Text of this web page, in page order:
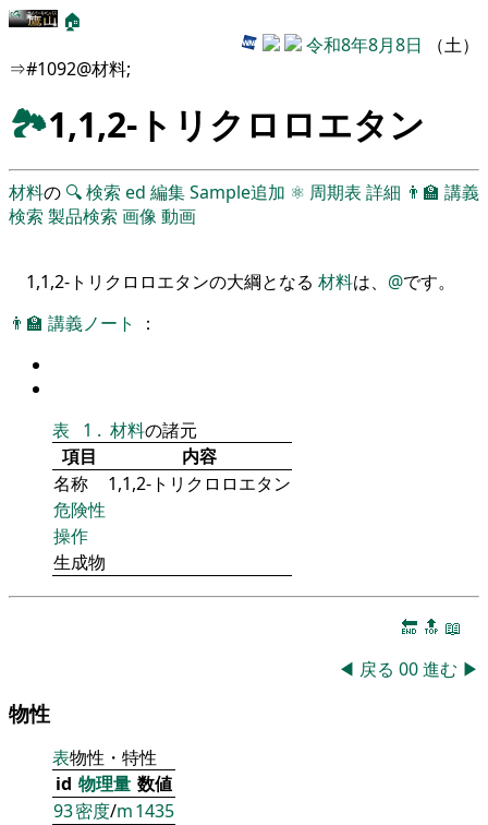
🏠
令和8年8月8日 （土）
⇒#1092@材料;
🏞1,1,2-トリクロロエタン
材料の 🔍検索 ed 編集Sample追加 ⚛ 周期表 詳細 👨‍🏫 講義
検索 製品検索 画像動画
1,1,2-トリクロロエタンの大綱となる 材料は、 @です。
👨‍🏫 講義ノート ：
表 1 . 材料の諸元
項目
内容
名称
1,1,2-トリクロロエタン
危険性
操作
生成物
🔚 🔝 📖
◀ 戻る 00進む ▶
物性
表物性・特性
id 物理量 数値
93密度/m1435